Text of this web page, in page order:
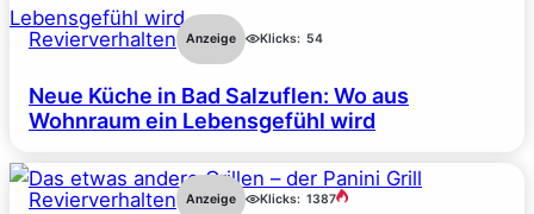
Revierverhalten Anzeige Klicks: 54
Neue Küche in Bad Salzuflen: Wo aus
Wohnraum ein Lebensgefühl wird
Revierverhalten Anzeige Klicks: 1387